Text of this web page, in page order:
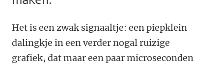
Het is een zwak signaaltje: een piepklein
dalingkje in een verder nogal ruizige
grafiek, dat maar een paar microseconden